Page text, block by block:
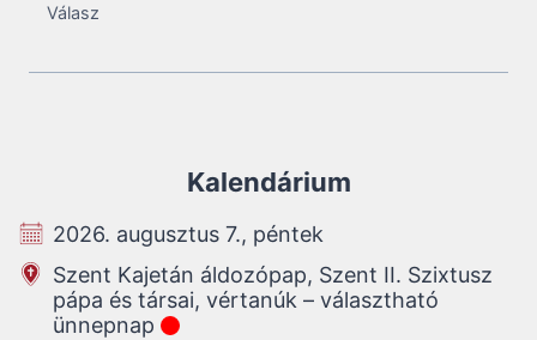
Válasz
Kalendárium
2026. augusztus 7., péntek
Szent Kajetán áldozópap, Szent II. Szixtusz
pápa és társai, vértanúk – választható
ünnepnap